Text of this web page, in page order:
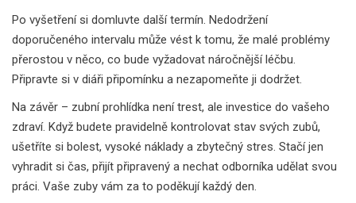
Po vyšetření si domluvte další termín. Nedodržení
doporučeného intervalu může vést k tomu, že malé problémy
přerostou v něco, co bude vyžadovat náročnější léčbu.
Připravte si v diáři připomínku a nezapomeňte ji dodržet.
Na závěr – zubní prohlídka není trest, ale investice do vašeho
zdraví. Když budete pravidelně kontrolovat stav svých zubů,
ušetříte si bolest, vysoké náklady a zbytečný stres. Stačí jen
vyhradit si čas, přijít připravený a nechat odborníka udělat svou
práci. Vaše zuby vám za to poděkují každý den.